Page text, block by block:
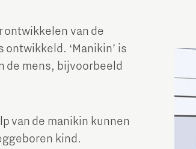
ontwikkelen van de
‘Manikin’ is
de mens, bijvoorbeeld
van de manikin kunnen
kind.